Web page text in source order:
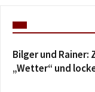
Bilger und Rainer:
„Wetter“ und